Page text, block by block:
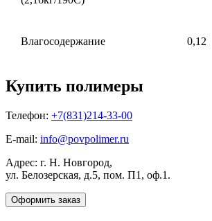
Влагосодержание 0,12
Купить полимеры
Телефон: +7(831)214-33-00
E-mail: info@povpolimer.ru
Адрес: г. Н. Новгород,
ул. Белозерская, д.5, пом. П1, оф.1.
Оформить заказ